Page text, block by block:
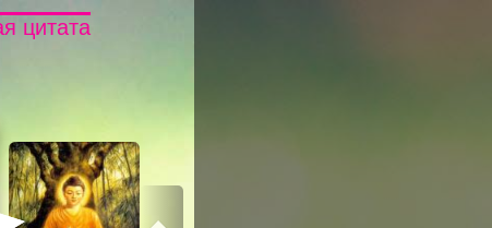
цитата